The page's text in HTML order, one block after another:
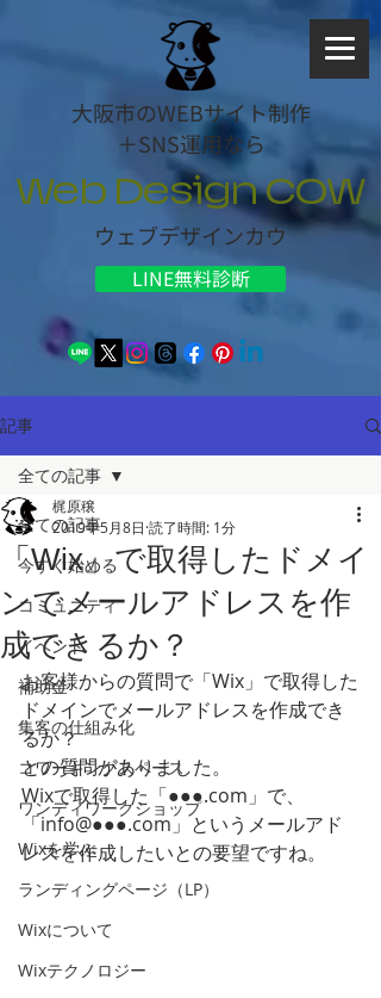
大阪市のWEBサイト制作
＋SNS運用なら
Web Design COW
ウェブデザインカウ
LINE無料診断
記事
全ての記事
今すぐ始める
コミュニティ
イベント
補助金
集客の仕組み化
コワーキングスペース
ワンディワークショップ
Wixを学ぶ
ランディングページ（LP）
Wixについて
Wixテクノロジー
全ての記事
「Wix」で取得したドメイ
ンでメールアドレスを作
成できるか？
梶原穣
2019年5月8日 読了時間: 1分
お客様からの質問で「Wix」で取得した
ドメインでメールアドレスを作成でき
るか？
との質問がありました。
Wixで取得した「●●●.com」で、
「info@●●●.com」というメールアド
レスを作成したいとの要望ですね。